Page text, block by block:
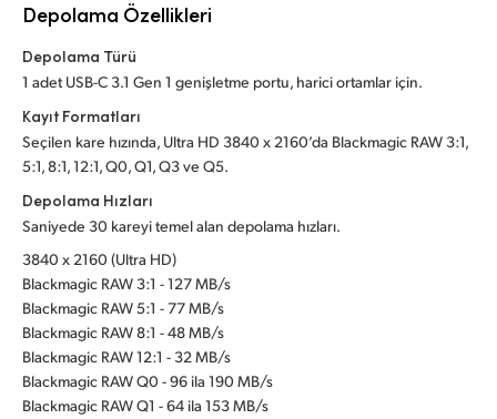
Depolama Özellikleri
Depolama Türü
1 adet USB-C 3.1 Gen 1 genişletme portu, harici ortamlar için.
Kayıt Formatları
Seçilen kare hızında, Ultra HD 3840 x 2160’da Blackmagic RAW 3:1,
5:1, 8:1, 12:1, Q0, Q1, Q3 ve Q5.
Depolama Hızları
Saniyede 30 kareyi temel alan depolama hızları.
3840 x 2160 (Ultra HD)
Blackmagic RAW 3:1 - 127 MB/s
Blackmagic RAW 5:1 - 77 MB/s
Blackmagic RAW 8:1 - 48 MB/s
Blackmagic RAW 12:1 - 32 MB/s
Blackmagic RAW Q0 - 96 ila 190 MB/s
Blackmagic RAW Q1 - 64 ila 153 MB/s